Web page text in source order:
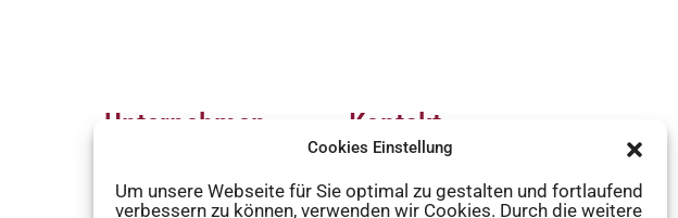
Cookies Einstellung
Um unsere Webseite für Sie optimal zu gestalten und fortlaufend
verbessern zu können, verwenden wir Cookies. Durch die weitere
Unternehmen
Über uns
Kontakt
west.com